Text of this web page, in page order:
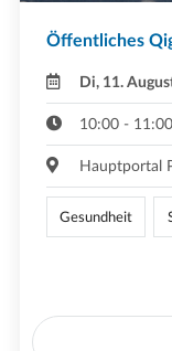
Öffentliches
Di, 11.
10:00 -
Hauptportal
Gesundheit